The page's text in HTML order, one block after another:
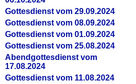
Gottesdienst vom 29.09.2024
Gottesdienst vom 08.09.2024
Gottesdienst vom 01.09.2024
Gottesdienst vom 25.08.2024
Abendgottesdienst vom
17.08.2024
Gottesdienst vom 11.08.2024